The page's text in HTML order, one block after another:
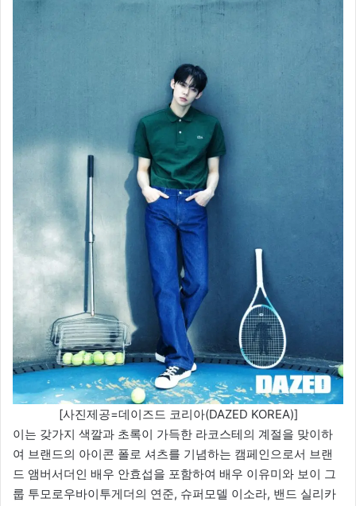
[사진제공=데이즈드 코리아(DAZED KOREA)]
이는 갖가지 색깔과 초록이 가득한 라코스테의 계절을 맞이하
여 브랜드의 아이콘 폴로 셔츠를 기념하는 캠페인으로서 브랜
드 앰버서더인 배우 안효섭을 포함하여 배우 이유미와 보이 그
룹 투모로우바이투게더의 연준, 슈퍼모델 이소라, 밴드 실리카